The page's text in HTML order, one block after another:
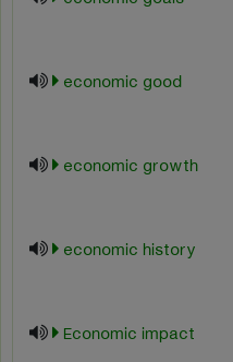
economic good
economic growth
economic history
Economic impact